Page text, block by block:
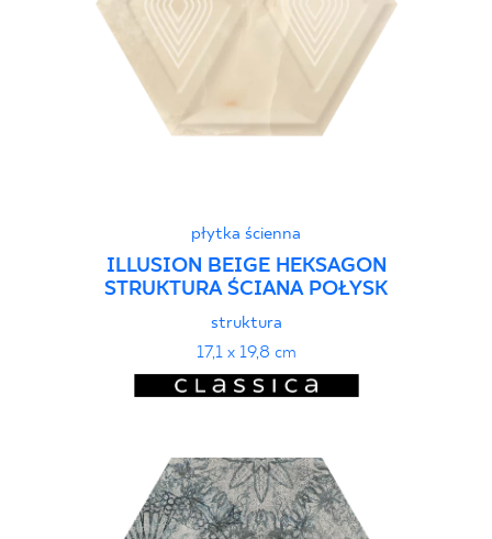
płytka ścienna
ILLUSION BEIGE HEKSAGON
STRUKTURA ŚCIANA POŁYSK
struktura
17,1 x 19,8 cm